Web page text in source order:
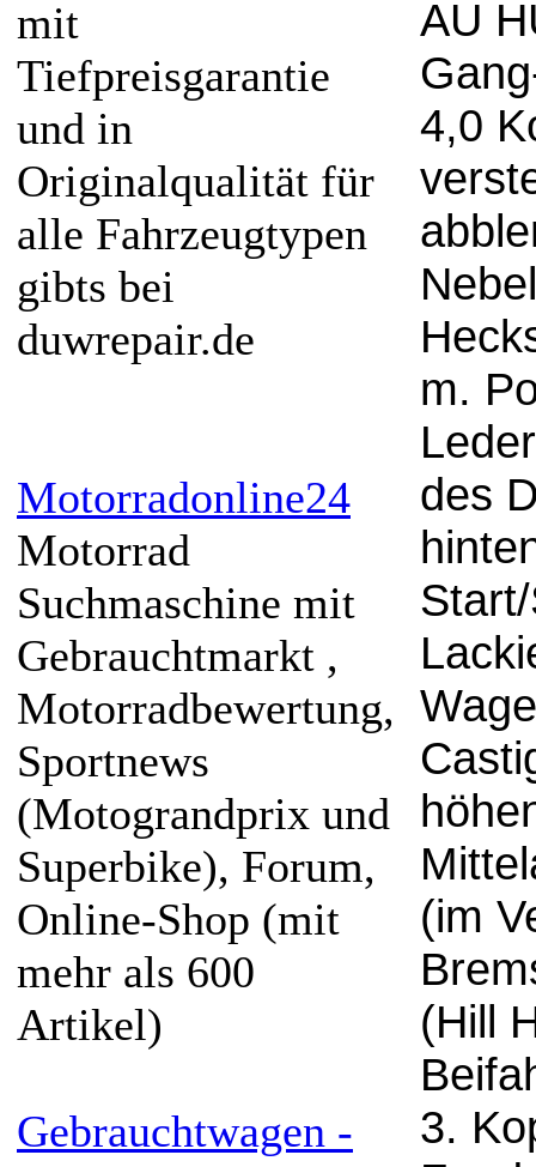
mit
Tiefpreisgarantie
und in
Originalqualität für
alle Fahrzeugtypen
gibts bei
duwrepair.de
Motorradonline24
Motorrad
Suchmaschine mit
Gebrauchtmarkt ,
Motorradbewertung,
Sportnews
(Motograndprix und
Superbike), Forum,
Online-Shop (mit
mehr als 600
Artikel)
Gebrauchtwagen -
AU
4,0
m.
des
(im
(Hill
3.